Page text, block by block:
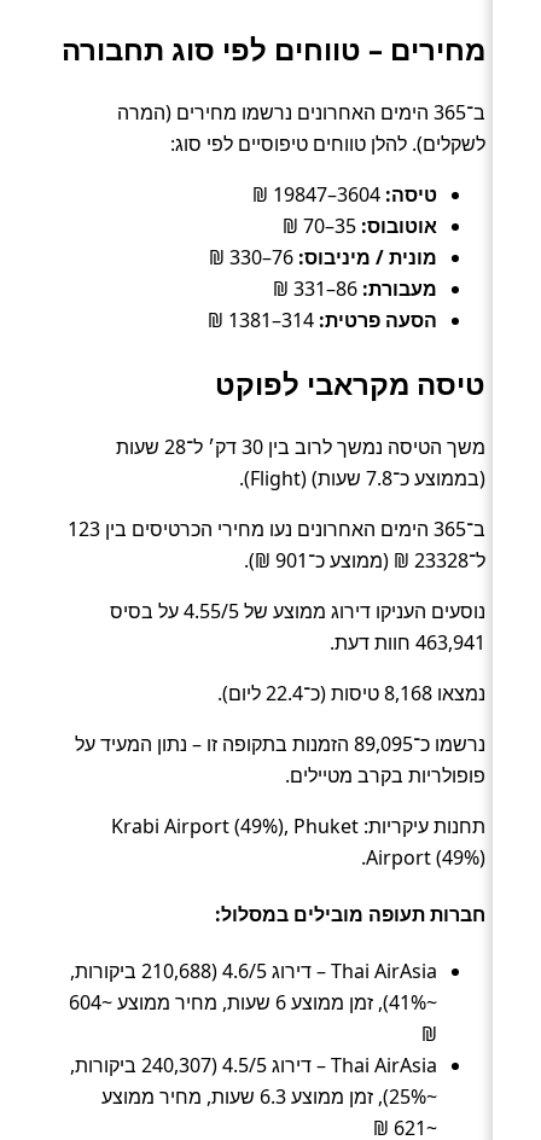
מחירים – טווחים לפי סוג תחבורה
ב־365 הימים האחרונים נרשמו מחירים (המרה
לשקלים). להלן טווחים טיפוסיים לפי סוג:
טיסה:
אוטובוס:
מונית / מיניבוס:
מעבורת:
הסעה פרטית:
טיסה מקראבי לפוקט
משך הטיסה נמשך לרוב בין 30 דק׳ ל־28 שעות
(בממוצע כ־7.8 שעות) (Flight).
ב־365 הימים האחרונים נעו מחירי הכרטיסים בין 123
ל־23328 ₪ (ממוצע כ־901 ₪).
נוסעים העניקו דירוג ממוצע של 4.55/5 על בסיס
463,941 חוות דעת.
נמצאו 8,168 טיסות (כ־22.4 ליום).
נרשמו כ־89,095 הזמנות בתקופה זו – נתון המעיד על
פופולריות בקרב מטיילים.
תחנות עיקריות: Krabi Airport (49%), Phuket
Airport (49%).
חברות תעופה מובילים במסלול:
Thai AirAsia – דירוג 4.6/5 (210,688 ביקורות,
~41%), זמן ממוצע 6 שעות, מחיר ממוצע ~604
₪
Thai AirAsia – דירוג 4.5/5 (240,307 ביקורות,
~25%), זמן ממוצע 6.3 שעות, מחיר ממוצע
~621 ₪